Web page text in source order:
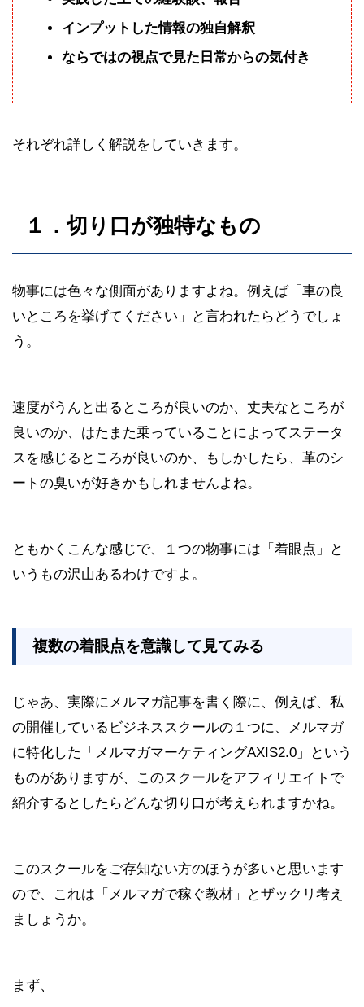
インプットした情報の独自解釈
ならではの視点で見た日常からの気付き
それぞれ詳しく解説をしていきます。
１．切り口が独特なもの
物事には色々な側面がありますよね。例えば「車の良
いところを挙げてください」と言われたらどうでしょ
う。
速度がうんと出るところが良いのか、丈夫なところが
良いのか、はたまた乗っていることによってステータ
スを感じるところが良いのか、もしかしたら、革のシ
ートの臭いが好きかもしれませんよね。
ともかくこんな感じで、１つの物事には「着眼点」と
いうもの沢山あるわけですよ。
複数の着眼点を意識して見てみる
じゃあ、実際にメルマガ記事を書く際に、例えば、私
の開催しているビジネススクールの１つに、メルマガ
に特化した「メルマガマーケティングAXIS2.0」という
ものがありますが、このスクールをアフィリエイトで
紹介するとしたらどんな切り口が考えられますかね。
このスクールをご存知ない方のほうが多いと思います
ので、これは「メルマガで稼ぐ教材」とザックリ考え
ましょうか。
まず、